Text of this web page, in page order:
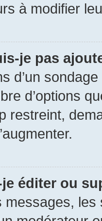
à modifier
je pas
d’un
d’options
restreint,
éditer ou
messages,